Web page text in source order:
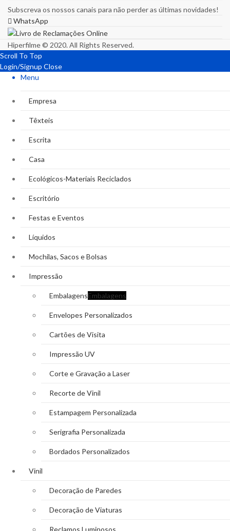
Subscreva os nossos canais para não perder as últimas novidades!
WhatsApp
Hiperfilme © 2020. All Rights Reserved.
Scroll To Top
Login/Signup Close
Menu
Empresa
Têxteis
Escrita
Casa
Ecológicos-Materiais Reciclados
Escritório
Festas e Eventos
Líquidos
Mochilas, Sacos e Bolsas
Impressão
EmbalagensEmbalagens
Envelopes Personalizados
Cartões de Visita
Impressão UV
Corte e Gravação a Laser
Recorte de Vinil
Estampagem Personalizada
Serigrafia Personalizada
Bordados Personalizados
Vinil
Decoração de Paredes
Decoração de Viaturas
Reclamos Luminosos